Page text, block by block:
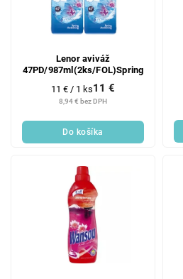
Lenor aviváž
47PD/987ml(2ks/FOL)Spring
8,94 € bez DPH
11 €
Jednotková
cena:
11 € / 1 ks
Do košíka